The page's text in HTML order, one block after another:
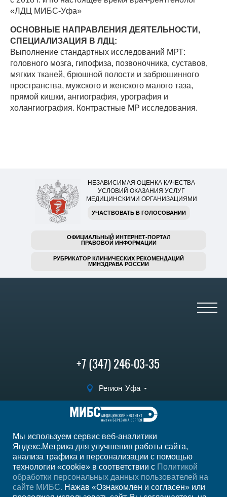
«ЛДЦ МИБС-Уфа»
ОСНОВНЫЕ НАПРАВЛЕНИЯ ДЕЯТЕЛЬНОСТИ,
СПЕЦИАЛИЗАЦИЯ В ЛДЦ:
Выполнение стандартных исследований МРТ:
головного мозга, гипофиза, позвоночника, суставов,
мягких тканей, брюшной полости и забрюшинного
пространства, мужского и женского малого таза,
прямой кишки, ангиография, урография и
холангиография. Контрастные МР исследования.
НЕЗАВИСИМАЯ ОЦЕНКА КАЧЕСТВА
УСЛОВИЙ ОКАЗАНИЯ УСЛУГ
МЕДИЦИНСКИМИ ОРГАНИЗАЦИЯМИ
УЧАСТВОВАТЬ В ГОЛОСОВАНИИ
ОФИЦИАЛЬНЫЙ ИНТЕРНЕТ-ПОРТАЛ
ПРАВОВОЙ ИНФОРМАЦИИ
РУБРИКАТОР КЛИНИЧЕСКИХ РЕКОМЕНДАЦИЙ
МИНЗДРАВА РОССИИ
+7 (347) 246-03-35
Регион Уфа
Записаться на
прием
Мы в социальных сетях
Мы используем сервис веб-аналитики
Яндекс.Метрика для улучшения работы сайта,
анализа трафика и персонализации с помощью
технологии «cookie» в соответствии с Политикой
обработки персональных данных пользователей на
сайте МИБС. Нажав «Ознакомлен и согласен» или